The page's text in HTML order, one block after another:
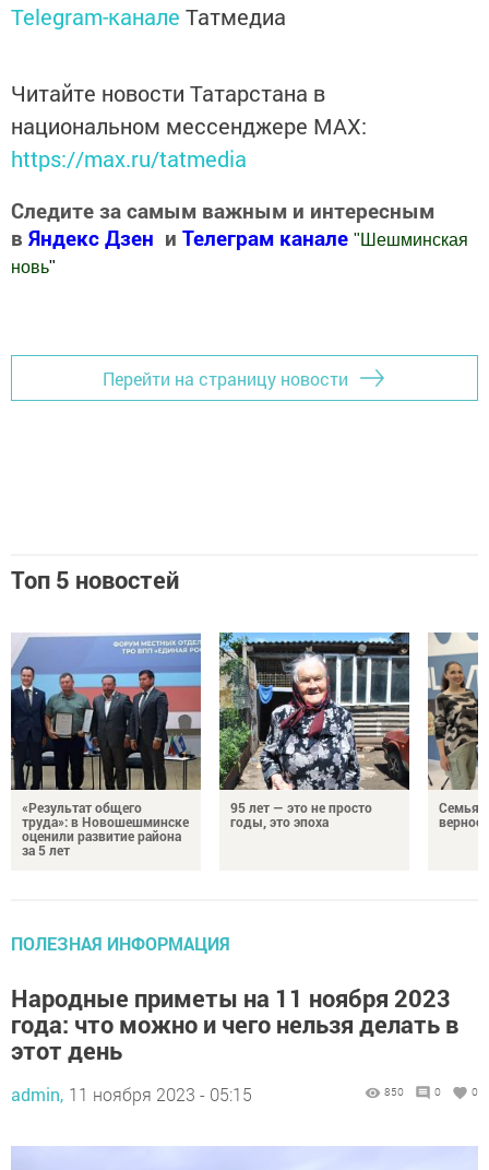
Telegram-канале Татмедиа
Читайте новости Татарстана в
национальном мессенджере MАХ:
https://max.ru/tatmedia
Следите за самым важным и интересным
в Яндекс Дзен и Телеграм канале "Шешминская
новь"
Перейти на страницу новости
Топ 5 новостей
«Результат общего
труда»: в Новошешминске
оценили развитие района
за 5 лет
95 лет — это не просто
годы, это эпоха
Семья
ПОЛЕЗНАЯ ИНФОРМАЦИЯ
Народные приметы на 11 ноября 2023
года: что можно и чего нельзя делать в
этот день
admin, 11 ноября 2023 - 05:15 850 0 0